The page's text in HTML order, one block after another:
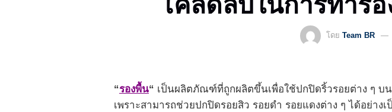
โดย Team BR
“รองพื้น“ เป็นผลิตภัณฑ์ที่ถูกผลิตขึ้นเพื่อใช้ปกปิดริ้วรอยต่าง ๆ บ
เพราะสามารถช่วยปกปิดรอยสิว รอยดำ รอยแดงต่าง ๆ ได้อย่า